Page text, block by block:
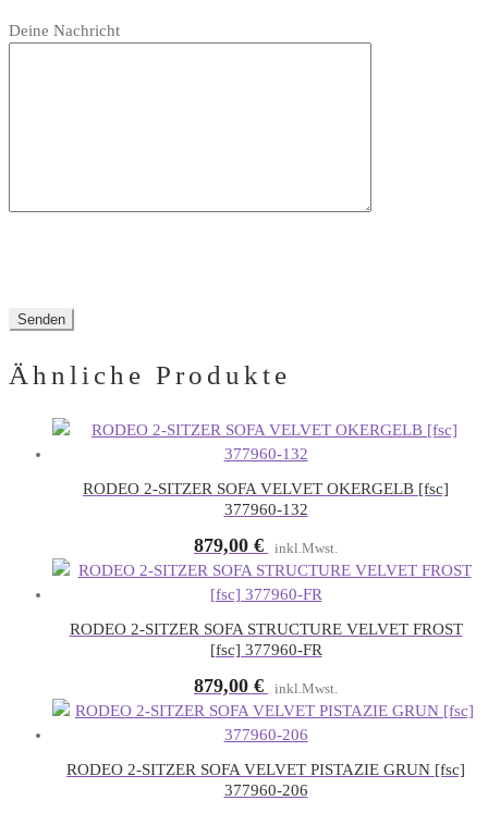
leer.
lasse
Deine Nachricht
Ähnliche Produkte
RODEO 2-SITZER SOFA VELVET OKERGELB [fsc]
377960-132
879,00 € inkl.Mwst.
RODEO 2-SITZER SOFA STRUCTURE VELVET FROST
[fsc] 377960-FR
879,00 € inkl.Mwst.
RODEO 2-SITZER SOFA VELVET PISTAZIE GRUN [fsc]
377960-206